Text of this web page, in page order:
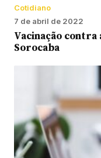
Cotidiano
7 de abril de 2022
Vacinação contra
Sorocaba